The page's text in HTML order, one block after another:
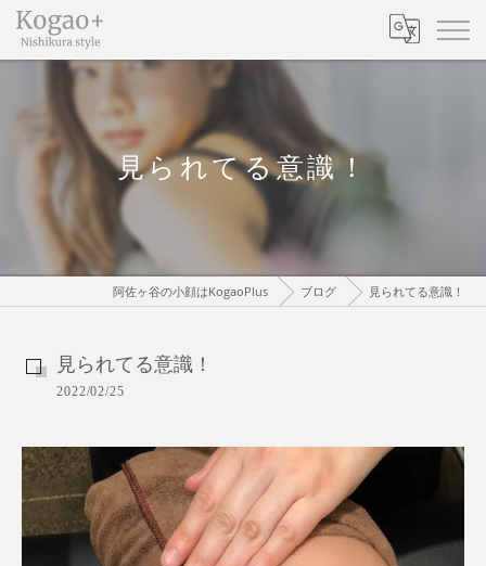
見られてる意識！
阿佐ヶ谷の小顔はKogaoPlus ブログ 見られてる意識！
見られてる意識！
2022/02/25